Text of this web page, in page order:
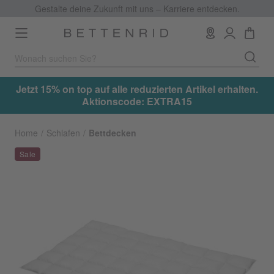
Gestalte deine Zukunft mit uns – Karriere entdecken.
Toggle
navigation
Jetzt 15% on top auf alle reduzierten Artikel erhalten.
Aktionscode: EXTRA15
Home Schlafen Bettdecken